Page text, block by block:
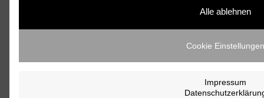
Alle ablehnen
Cookie Einstellungen
Impressum